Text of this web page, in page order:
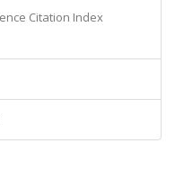
Citation Index